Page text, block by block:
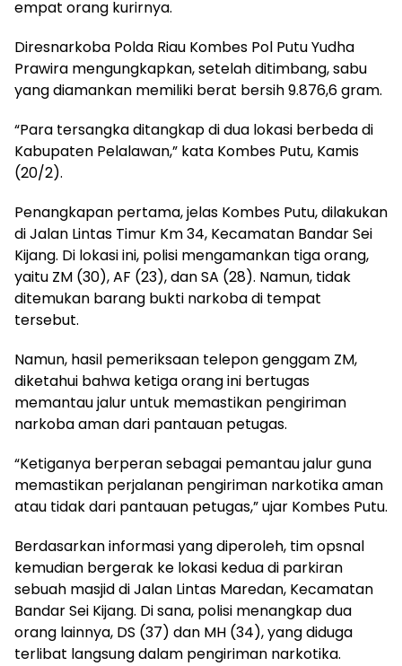
empat orang kurirnya.
Diresnarkoba Polda Riau Kombes Pol Putu Yudha
Prawira mengungkapkan, setelah ditimbang, sabu
yang diamankan memiliki berat bersih 9.876,6 gram.
“Para tersangka ditangkap di dua lokasi berbeda di
Kabupaten Pelalawan,” kata Kombes Putu, Kamis
(20/2).
Penangkapan pertama, jelas Kombes Putu, dilakukan
di Jalan Lintas Timur Km 34, Kecamatan Bandar Sei
Kijang. Di lokasi ini, polisi mengamankan tiga orang,
yaitu ZM (30), AF (23), dan SA (28). Namun, tidak
ditemukan barang bukti narkoba di tempat
tersebut.
Namun, hasil pemeriksaan telepon genggam ZM,
diketahui bahwa ketiga orang ini bertugas
memantau jalur untuk memastikan pengiriman
narkoba aman dari pantauan petugas.
“Ketiganya berperan sebagai pemantau jalur guna
memastikan perjalanan pengiriman narkotika aman
atau tidak dari pantauan petugas,” ujar Kombes Putu.
Berdasarkan informasi yang diperoleh, tim opsnal
kemudian bergerak ke lokasi kedua di parkiran
sebuah masjid di Jalan Lintas Maredan, Kecamatan
Bandar Sei Kijang. Di sana, polisi menangkap dua
orang lainnya, DS (37) dan MH (34), yang diduga
terlibat langsung dalam pengiriman narkotika.